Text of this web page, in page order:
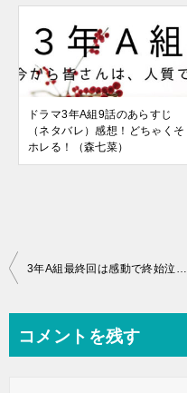
ドラマ3年A組9話のあらすじ
（ネタバレ）感想！どちゃくそ
ホレる！（森七菜）
投
ビ
3年A組最終回は感動で終始泣ける！感想と卒業式huluオリジナル動画はこちら！
コメントを残す